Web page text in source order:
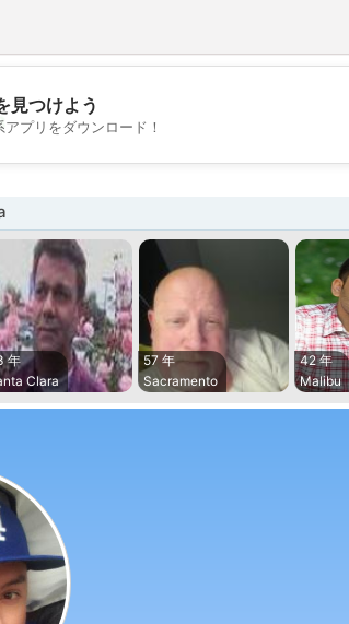
💕
見つけよう
プリをダウンロード！
年
Clara
57 年
Sacramento
42 年
Malibu